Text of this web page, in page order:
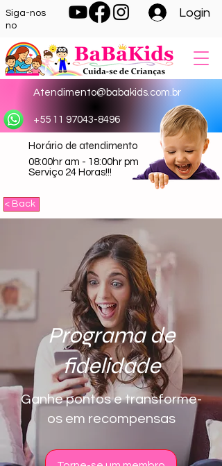
Siga-nos
no
Login
Atendimento@babakids.com.br
+55 11 97043-8496
08:00hr am - 18:00hr pm
Serviço 24 Horas!!!
Horário de atendimento
< Back
Programa de
fidelidade
Ganhe pontos e transforme-
os em recompensas